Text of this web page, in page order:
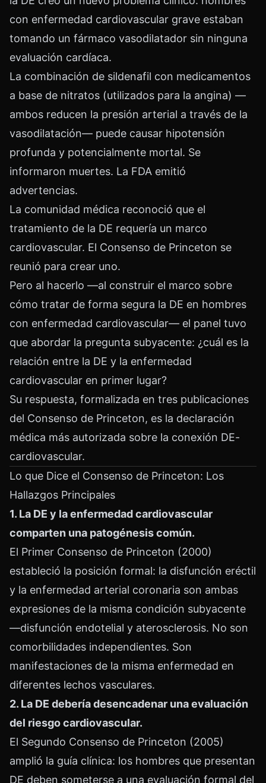
con enfermedad cardiovascular grave estaban
tomando un fármaco vasodilatador sin ninguna
evaluación cardíaca.
La combinación de sildenafil con medicamentos
a base de nitratos (utilizados para la angina) —
ambos reducen la presión arterial a través de la
vasodilatación— puede causar hipotensión
profunda y potencialmente mortal. Se
informaron muertes. La FDA emitió
advertencias.
La comunidad médica reconoció que el
tratamiento de la DE requería un marco
cardiovascular. El Consenso de Princeton se
reunió para crear uno.
Pero al hacerlo —al construir el marco sobre
cómo tratar de forma segura la DE en hombres
con enfermedad cardiovascular— el panel tuvo
que abordar la pregunta subyacente: ¿cuál es la
relación entre la DE y la enfermedad
cardiovascular en primer lugar?
Su respuesta, formalizada en tres publicaciones
del Consenso de Princeton, es la declaración
médica más autorizada sobre la conexión DE-
cardiovascular.
Lo que Dice el Consenso de Princeton: Los
Hallazgos Principales
1. La DE y la enfermedad cardiovascular
comparten una patogénesis común.
El Primer Consenso de Princeton (2000)
estableció la posición formal: la disfunción eréctil
y la enfermedad arterial coronaria son ambas
expresiones de la misma condición subyacente
—disfunción endotelial y aterosclerosis. No son
comorbilidades independientes. Son
manifestaciones de la misma enfermedad en
diferentes lechos vasculares.
2. La DE debería desencadenar una evaluación
del riesgo cardiovascular.
El Segundo Consenso de Princeton (2005)
amplió la guía clínica: los hombres que presentan
DE deben someterse a una evaluación formal del